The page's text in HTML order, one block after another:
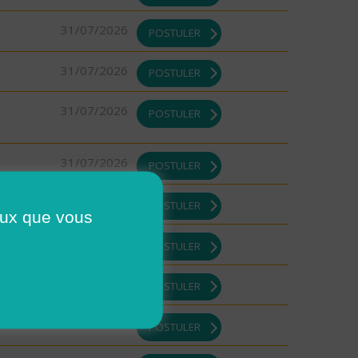
31/07/2026 POSTULER
31/07/2026 POSTULER
31/07/2026 POSTULER
31/07/2026 POSTULER
POSTULER
POSTULER
POSTULER
POSTULER
que vous